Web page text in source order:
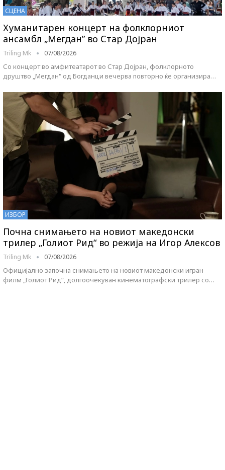
СЦЕНА
Хуманитарен концерт на фолклорниот
ансамбл „Мегдан” во Стар Дојран
Triling Mk 07/08/2026
Со концерт во амфитеатарот во Стар Дојран, фолклорното
друштво „Мегдан" од Богданци вечерва повторно ќе организира…
ИЗБОР
Почна снимањето на новиот македонски
трилер „Голиот Рид“ во режија на Игор Алексов
Triling Mk 07/08/2026
Официјално започна снимањето на новиот македонски игран
филм „Голиот Рид“, долгоочекуван кинематографски трилер со…